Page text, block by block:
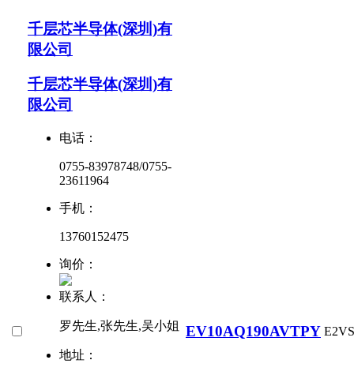
千层芯半导体(深圳)有
限公司
千层芯半导体(深圳)有
限公司
电话：
0755-83978748/0755-
23611964
手机：
13760152475
询价：
联系人：
罗先生,张先生,吴小姐
地址：
EV10AQ190AVTPY E2V